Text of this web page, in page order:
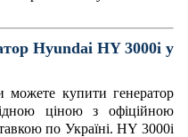
Hyundai HY 3000i у
можете купити генератор
ціною з офіційною
по Україні. HY 3000i